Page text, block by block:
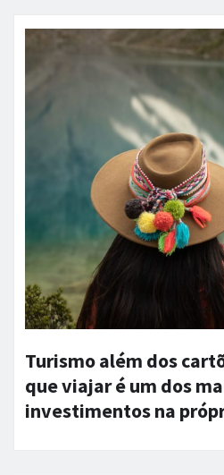
Turismo além dos
que viajar é um dos
investimentos na